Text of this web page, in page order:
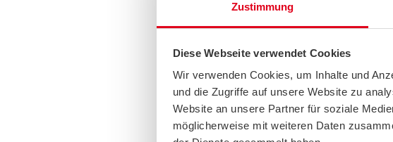
Zustimmung
Diese Webseite verwendet Cookies
Wir verwenden Cookies, um Inhalte und
und die Zugriffe auf unsere Website zu
Website an unsere Partner für soziale
möglicherweise mit weiteren Daten
Wenn ein Zusammenstoß droht
Droht eine Kollision mit
einem Ausweichmanöver
den Gegenverkehr zu geraten
nicht selten mit fatalen
abbremsen und das Lenkrad